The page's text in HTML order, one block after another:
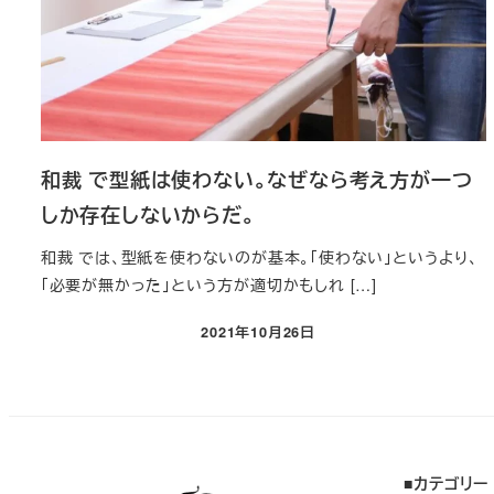
和裁 で型紙は使わない。なぜなら考え方が一つ
しか存在しないからだ。
和裁 では、型紙を使わないのが基本。「使わない」というより、
「必要が無かった」という方が適切かもしれ […]
投稿日
2021年10月26日
■カテゴリー